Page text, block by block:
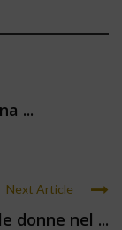
...
Next Article
donne nel ...